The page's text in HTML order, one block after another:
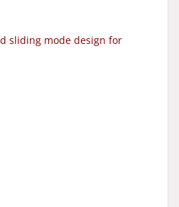
sliding mode design for